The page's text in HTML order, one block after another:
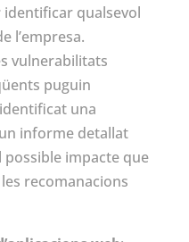
identificar qualsevol
l’empresa.
vulnerabilitats
puguin
una
informe detallat
impacte que
recomanacions